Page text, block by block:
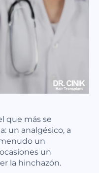
que más se
un analgésico, a
un
un
la hinchazón.